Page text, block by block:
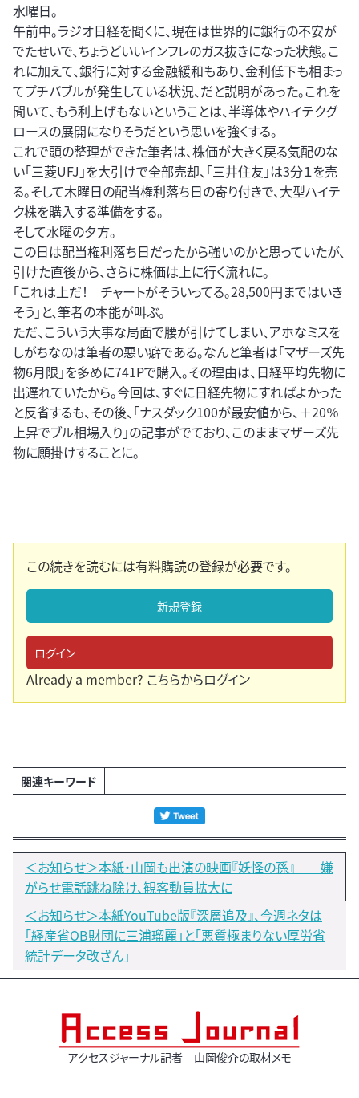
水曜日。
午前中。ラジオ日経を聞くに、現在は世界的に銀行の不安が
でたせいで、ちょうどいいインフレのガス抜きになった状態。こ
れに加えて、銀行に対する金融緩和もあり、金利低下も相まっ
てプチバブルが発生している状況、だと説明があった。これを
聞いて、もう利上げもないということは、半導体やハイテクグ
ロースの展開になりそうだという思いを強くする。
これで頭の整理ができた筆者は、株価が大きく戻る気配のな
い「三菱UFJ」を大引けで全部売却、「三井住友」は3分１を売
る。そして木曜日の配当権利落ち日の寄り付きで、大型ハイテ
ク株を購入する準備をする。
そして水曜の夕方。
この日は配当権利落ち日だったから強いのかと思っていたが、
引けた直後から、さらに株価は上に行く流れに。
「これは上だ！ チャートがそういってる。28,500円まではいき
そう」と、筆者の本能が叫ぶ。
ただ、こういう大事な局面で腰が引けてしまい、アホなミスを
しがちなのは筆者の悪い癖である。なんと筆者は「マザーズ先
物6月限」を多めに741Pで購入。その理由は、日経平均先物に
出遅れていたから。今回は、すぐに日経先物にすればよかった
と反省するも、その後、「ナスダック100が最安値から、＋20％
上昇でブル相場入り」の記事がでており、このままマザーズ先
物に願掛けすることに。
この続きを読むには有料購読の登録が必要です。
新規登録
ログイン
Already a member? こちらからログイン
関連キーワード
＜お知らせ＞本紙・山岡も出演の映画『妖怪の孫』――嫌
がらせ電話跳ね除け、観客動員拡大に
＜お知らせ＞本紙YouTube版『深層追及』、今週ネタは
「経産省OB財団に三浦瑠麗」と「悪質極まりない厚労省
統計データ改ざん」
アクセスジャーナル記者 山岡俊介の取材メモ